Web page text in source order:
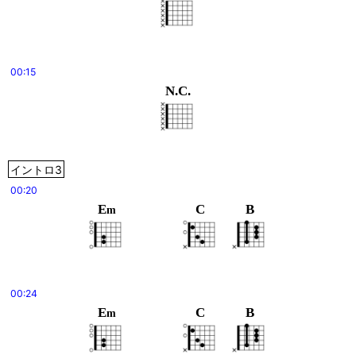
00:15
N.C.
イントロ3
00:20
Em C B
00:24
Em C B